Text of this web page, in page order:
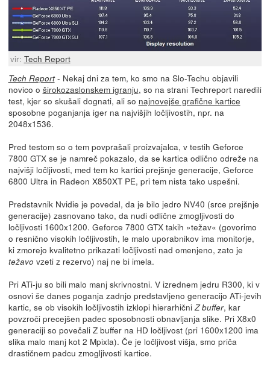
vir: Tech Report
Tech Report- Nekaj dni za tem, ko smo na Slo-Techu objavili
novico o širokozaslonskem igranju, so na strani Techreport naredili
test, kjer so skušali dognati, ali so najnovejše grafične kartice
sposobne poganjanja iger na najvišjih ločljivostih, npr. na
2048x1536.
Pred testom so o tem povprašali proizvajalca, v testih Geforce
7800 GTX se je namreč pokazalo, da se kartica odlično odreže na
najvišji ločljivosti, med tem ko kartici prejšnje generacije, Geforce
6800 Ultra in Radeon X850XT PE, pri tem nista tako uspešni.
Predstavnik Nvidie je povedal, da je bilo jedro NV40 (srce prejšnje
generacije) zasnovano tako, da nudi odlične zmogljivosti do
ločljivosti 1600x1200. Geforce 7800 GTX takih »težav« (govorimo
o resnično visokih ločljivostih, le malo uporabnikov ima monitorje,
ki zmorejo kvalitetno prikazati ločljivosti nad omenjeno, zato je
težavo vzeti z rezervo) naj ne bi imela.
Pri ATi-ju so bili malo manj skrivnostni. V izrednem jedru R300, ki v
osnovi še danes poganja zadnjo predstavljeno generacijo ATi-jevih
kartic, se ob visokih ločljivostih izklopi hierarhičniZ buffer, kar
povzroči precejšen padec sposobnosti obnavljanja slike. Pri X8x0
generaciji so povečali Z buffer na HD ločljivost (pri 1600x1200 ima
slika malo manj kot 2 Mpixla). Če je ločljivost višja, smo priča
drastičnem padcu zmogljivosti kartice.